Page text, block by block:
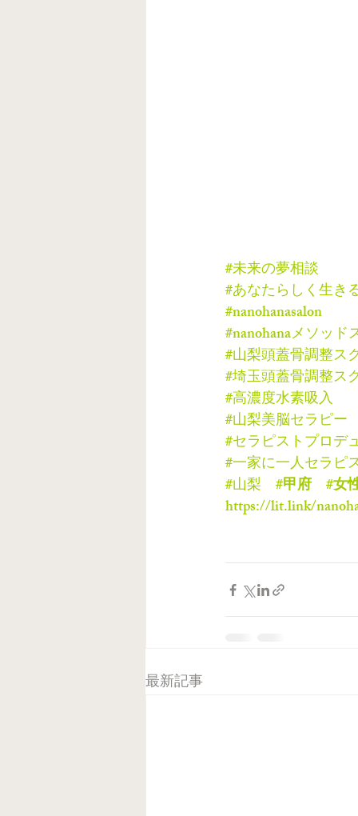
#未来の夢相談
#あなたらしく生き
#nanohanasalon
#nanohanaメソッド
#山梨頭蓋骨調整ス
#埼玉頭蓋骨調整ス
#高濃度水素吸入
#山梨美脳セラピー
#セラピストプロデ
#一家に一人セラピ
#山梨 #甲府 #女
https://lit.link/
最新記事